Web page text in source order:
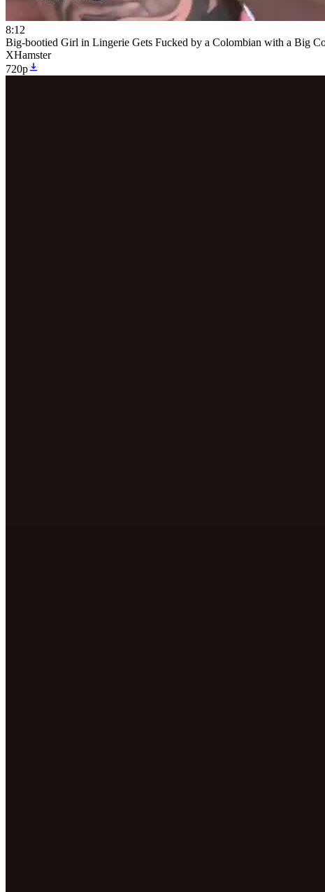
8:12
Big-bootied Girl in Lingerie Gets Fucked by a Colombian with a Big
XHamster
720p